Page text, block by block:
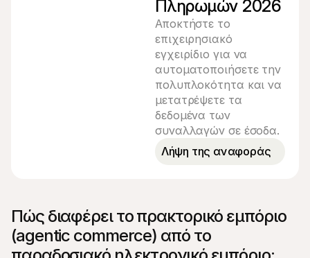
Πληρωμών 2026
Αποκτήστε το
επιχειρησιακό
εγχειρίδιο για να
αυτοματοποιήσετε την
πολυπλοκότητα και να
μετατρέψετε τα
δεδομένα των
συναλλαγών σε έσοδα.
Λήψη της αναφοράς
Πώς διαφέρει το πρακτορικό εμπόριο
(agentic commerce) από το